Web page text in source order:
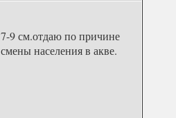
7-9 см.отдаю по причине
смены населения в акве.